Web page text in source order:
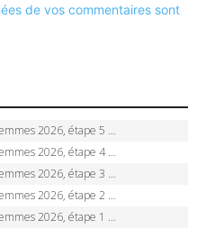
de vos commentaires sont
gagne à Belleville, Reusser en jaune, Ferrand-Prévot coule
Reusser écrase le chrono, Ferrand-Prévot en crise
Haugset en solitaire, 88 km d’échappée, maillot jaune
Wiebes doublé à Genève, Markus héroïque, 7e record
Wiebes intouchable à Lausanne, premier maillot jaune